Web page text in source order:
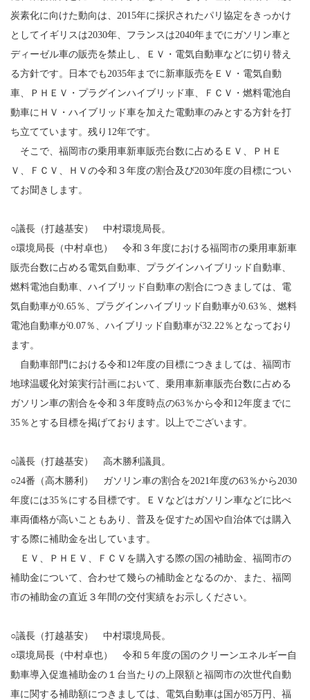
炭素化に向けた動向は、2015年に採択されたパリ協定をきっかけ
としてイギリスは2030年、フランスは2040年までにガソリン車と
ディーゼル車の販売を禁止し、ＥＶ・電気自動車などに切り替え
る方針です。日本でも2035年までに新車販売をＥＶ・電気自動
車、ＰＨＥＶ・プラグインハイブリッド車、ＦＣＶ・燃料電池自
動車にＨＶ・ハイブリッド車を加えた電動車のみとする方針を打
ち立てています。残り12年です。
そこで、福岡市の乗用車新車販売台数に占めるＥＶ、ＰＨＥ
Ｖ、ＦＣＶ、ＨＶの令和３年度の割合及び2030年度の目標につい
てお聞きします。
○議長（打越基安） 中村環境局長。
○環境局長（中村卓也） 令和３年度における福岡市の乗用車新車
販売台数に占める電気自動車、プラグインハイブリッド自動車、
燃料電池自動車、ハイブリッド自動車の割合につきましては、電
気自動車が0.65％、プラグインハイブリッド自動車が0.63％、燃料
電池自動車が0.07％、ハイブリッド自動車が32.22％となっており
ます。
自動車部門における令和12年度の目標につきましては、福岡市
地球温暖化対策実行計画において、乗用車新車販売台数に占める
ガソリン車の割合を令和３年度時点の63％から令和12年度までに
35％とする目標を掲げております。以上でございます。
○議長（打越基安） 高木勝利議員。
○24番（高木勝利） ガソリン車の割合を2021年度の63％から2030
年度には35％にする目標です。ＥＶなどはガソリン車などに比べ
車両価格が高いこともあり、普及を促すため国や自治体では購入
する際に補助金を出しています。
ＥＶ、ＰＨＥＶ、ＦＣＶを購入する際の国の補助金、福岡市の
補助金について、合わせて幾らの補助金となるのか、また、福岡
市の補助金の直近３年間の交付実績をお示しください。
○議長（打越基安） 中村環境局長。
○環境局長（中村卓也） 令和５年度の国のクリーンエネルギー自
動車導入促進補助金の１台当たりの上限額と福岡市の次世代自動
車に関する補助額につきましては、電気自動車は国が85万円、福